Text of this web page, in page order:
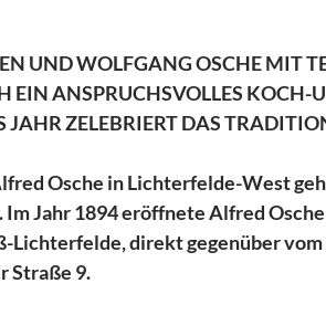
UND WOLFGANG OSCHE MIT
EIN ANSPRUCHSVOLLES KOCH-
JAHR ZELEBRIERT DAS
Osche in Lichterfelde-West
Jahr 1894 eröffnete Alfred
Lichterfelde, direkt gegenüber
Straße 9.